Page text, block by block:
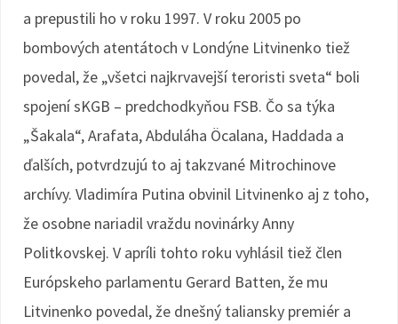
a prepustili ho v roku 1997. V roku 2005 po
bombových atentátoch v Londýne Litvinenko tiež
povedal, že „všetci najkrvavejší teroristi sveta“ boli
spojení sKGB – predchodkyňou FSB. Čo sa týka
„Šakala“, Arafata, Abduláha Öcalana, Haddada a
ďalších, potvrdzujú to aj takzvané Mitrochinove
archívy. Vladimíra Putina obvinil Litvinenko aj z toho,
že osobne nariadil vraždu novinárky Anny
Politkovskej. V apríli tohto roku vyhlásil tiež člen
Európskeho parlamentu Gerard Batten, že mu
Litvinenko povedal, že dnešný taliansky premiér a